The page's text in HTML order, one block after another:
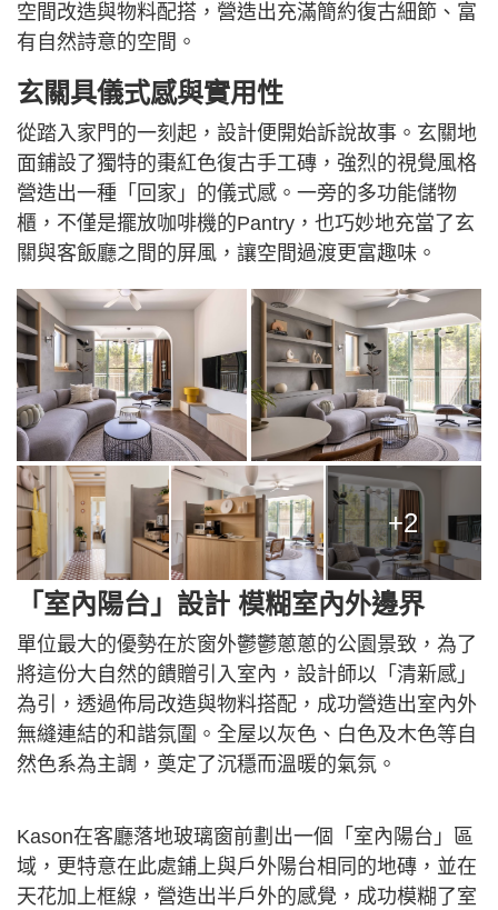
空間改造與物料配搭，營造出充滿簡約復古細節、富
有自然詩意的空間。
玄關具儀式感與實用性
從踏入家門的一刻起，設計便開始訴說故事。玄關地
面鋪設了獨特的棗紅色復古手工磚，強烈的視覺風格
營造出一種「回家」的儀式感。一旁的多功能儲物
櫃，不僅是擺放咖啡機的Pantry，也巧妙地充當了玄
關與客飯廳之間的屏風，讓空間過渡更富趣味。
+2
「室內陽台」設計 模糊室內外邊界
單位最大的優勢在於窗外鬱鬱蔥蔥的公園景致，為了
將這份大自然的饋贈引入室內，設計師以「清新感」
為引，透過佈局改造與物料搭配，成功營造出室內外
無縫連結的和諧氛圍。全屋以灰色、白色及木色等自
然色系為主調，奠定了沉穩而溫暖的氣氛。
Kason在客廳落地玻璃窗前劃出一個「室內陽台」區
域，更特意在此處鋪上與戶外陽台相同的地磚，並在
天花加上框線，營造出半戶外的感覺，成功模糊了室